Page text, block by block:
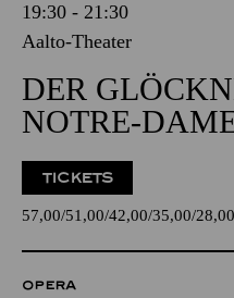
19:30 - 21:30
Aalto-Theater
DER
NOTRE-
TICKETS
57,00 51,00 42,00 35,00 28,00
OPERA